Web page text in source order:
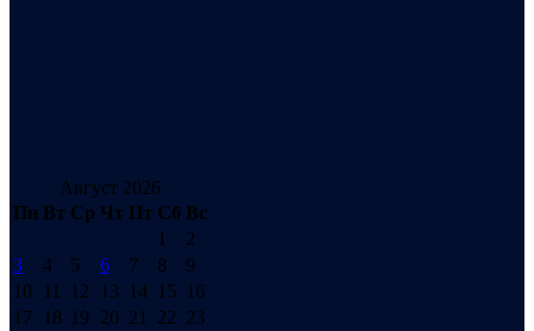
Август 2026
Пн Вт Ср Чт Пт Сб Вс
1
2
3
4 5 6 7 8
9
10
11 12 13 14 15
16
17
18 19 20 21 22 23